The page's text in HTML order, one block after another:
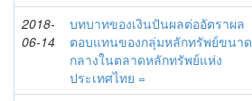
2018-
06-14
บทบาทของเงินปันผลต่ออัตราผล
ตอบแทนของกลุ่มหลักทรัพย์ขนาด
กลางในตลาดหลักทรัพย์แห่ง
ประเทศไทย =